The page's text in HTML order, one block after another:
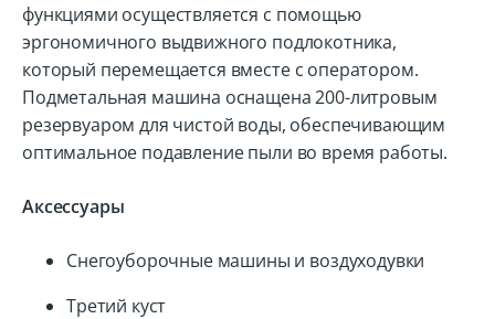
функциями осуществляется с помощью
эргономичного выдвижного подлокотника,
который перемещается вместе с оператором.
Подметальная машина оснащена 200-литровым
резервуаром для чистой воды, обеспечивающим
оптимальное подавление пыли во время работы.
Аксессуары
Снегоуборочные машины и воздуходувки
Третий куст